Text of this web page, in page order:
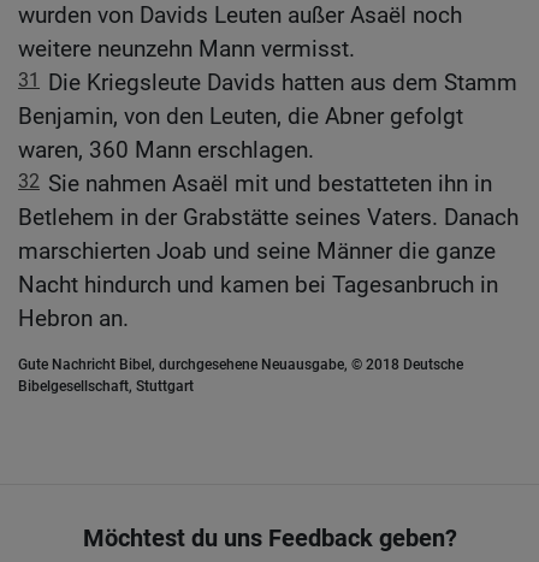
wurden von Davids Leuten außer Asaël noch
weitere neunzehn Mann vermisst.
31
Die Kriegsleute Davids hatten aus dem Stamm
Benjamin, von den Leuten, die Abner gefolgt
waren, 360 Mann erschlagen.
32 Sie nahmen Asaël mit und bestatteten ihn in
Betlehem in der Grabstätte seines Vaters. Danach
marschierten Joab und seine Männer die ganze
Nacht hindurch und kamen bei Tagesanbruch in
Hebron an.
Gute Nachricht Bibel, durchgesehene Neuausgabe, © 2018 Deutsche
Bibelgesellschaft, Stuttgart
Möchtest du uns Feedback geben?